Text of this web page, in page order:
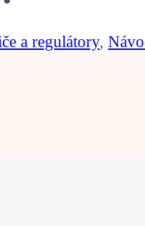
a regulátory,